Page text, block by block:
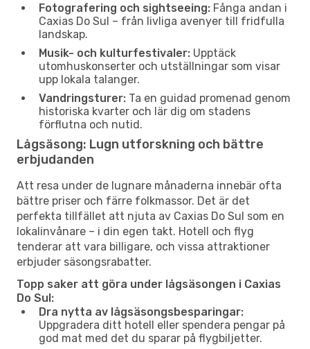
Fotografering och sightseeing: Fånga andan i
Caxias Do Sul – från livliga avenyer till fridfulla
landskap.
Musik- och kulturfestivaler: Upptäck
utomhuskonserter och utställningar som visar
upp lokala talanger.
Vandringsturer: Ta en guidad promenad genom
historiska kvarter och lär dig om stadens
förflutna och nutid.
Lågsäsong: Lugn utforskning och bättre
erbjudanden
Att resa under de lugnare månaderna innebär ofta
bättre priser och färre folkmassor. Det är det
perfekta tillfället att njuta av Caxias Do Sul som en
lokalinvånare – i din egen takt. Hotell och flyg
tenderar att vara billigare, och vissa attraktioner
erbjuder säsongsrabatter.
Topp saker att göra under lågsäsongen i Caxias
Do Sul:
Dra nytta av lågsäsongsbesparingar:
Uppgradera ditt hotell eller spendera pengar på
god mat med det du sparar på flygbiljetter.